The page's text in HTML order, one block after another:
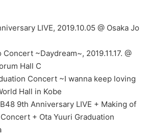
LIVE, 2019.10.05 @ Osaka Jo
~Daydream~, 2019.11.17. @
Hall C
Concert ~I wanna keep loving
Hall in Kobe
9th Anniversary LIVE + Making of
+ Ota Yuuri Graduation